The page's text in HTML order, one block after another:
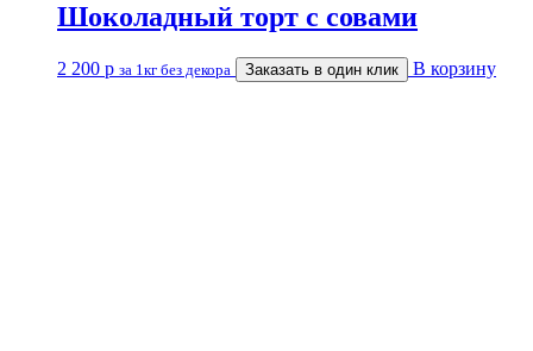
Шоколадный торт с совами
2 200 р за 1кг без декора Заказать в один клик В корзину